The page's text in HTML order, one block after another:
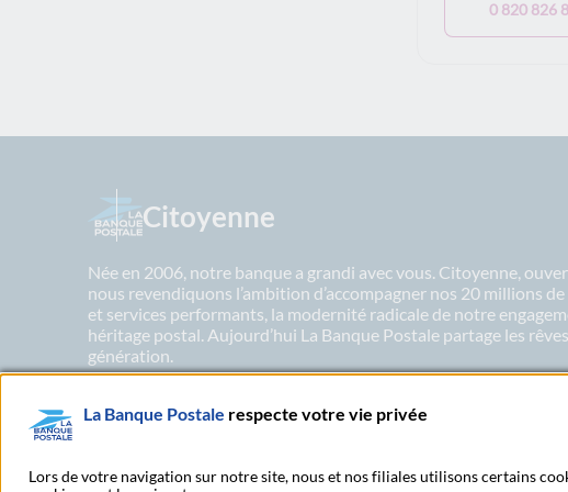
0 820 826
Citoyenne
Née en 2006, notre banque a grandi avec vous. Citoyenne,
nous revendiquons l’ambition d’accompagner nos 20 millions
et services performants, la modernité radicale de notre
héritage postal. Aujourd’hui La Banque Postale partage les
génération.
En savoir plus sur nos engagements
La Banque Postale respecte votre vie privée
Lors de votre navigation sur notre site, nous et nos filiales utilisons certains